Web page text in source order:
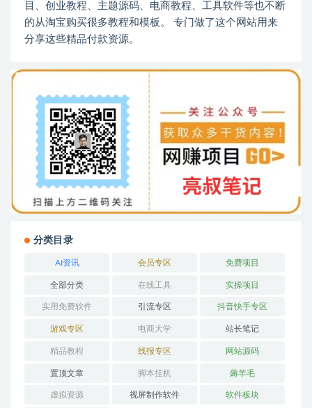
目、创业教程、主题源码、电商教程、工具软件等也不断
的从淘宝购买很多教程和模板。 专门做了这个网站用来
分享这些精品付款资源。
分类目录
AI资讯 会员专区 免费项目
全部分类 在线工具 实操项目
实用免费软件 引流专区 抖音快手专区
游戏专区 电商大学 站长笔记
精品教程 线报专区 网站源码
置顶文章 脚本挂机 薅羊毛
虚拟资源 视屏制作软件 软件板块